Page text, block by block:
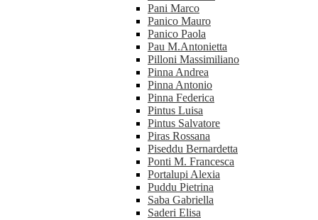
Pani Marco
Panico Mauro
Panico Paola
Pau M.Antonietta
Pilloni Massimiliano
Pinna Andrea
Pinna Antonio
Pinna Federica
Pintus Luisa
Pintus Salvatore
Piras Rossana
Piseddu Bernardetta
Ponti M. Francesca
Portalupi Alexia
Puddu Pietrina
Saba Gabriella
Saderi Elisa